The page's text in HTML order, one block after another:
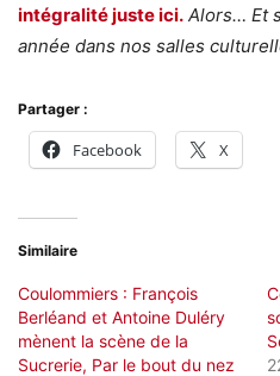
intégralité juste ici. Alors… Et
année dans nos salles
Partager :
Facebook X
Similaire
Coulommiers : François
Berléand et Antoine Duléry
mènent la scène de la
Sucrerie, Par le bout du nez